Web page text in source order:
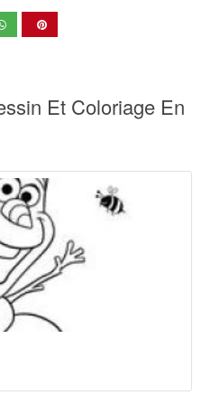
Et Coloriage En